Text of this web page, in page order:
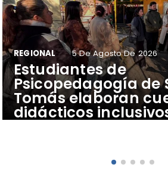
​Estudiantes de
Psicopedagogía de
Tomás elaboran
didácticos
apoyar el
REGIONAL 5 De Agosto De 2026